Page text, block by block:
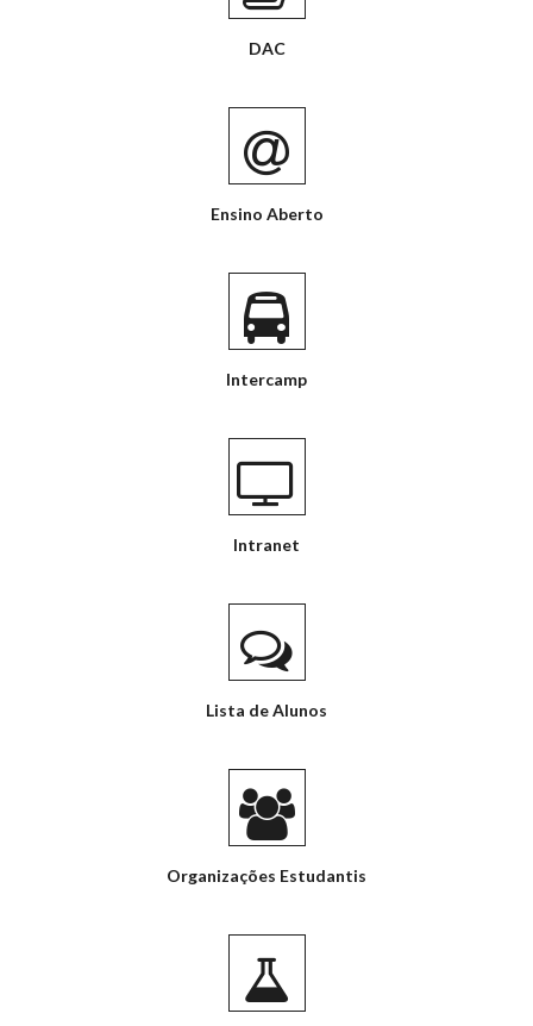
DAC
Ensino Aberto
Intercamp
Intranet
Lista de Alunos
Organizações Estudantis